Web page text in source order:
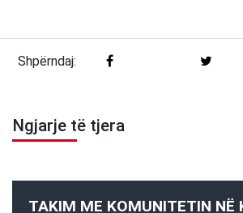
Shpërndaj:
Ngjarje të tjera
TAKIM ME KOMUNITETIN NË